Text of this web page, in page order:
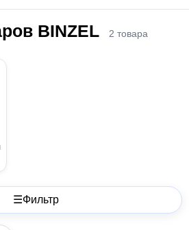
BINZEL 2 товара
☰Фильтр